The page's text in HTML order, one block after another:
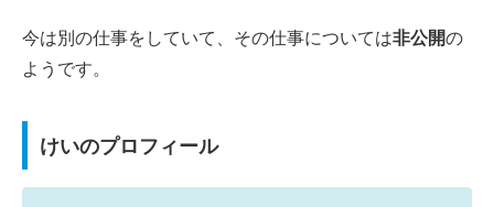
今は別の仕事をしていて、その仕事については非公開の
ようです。
けいのプロフィール